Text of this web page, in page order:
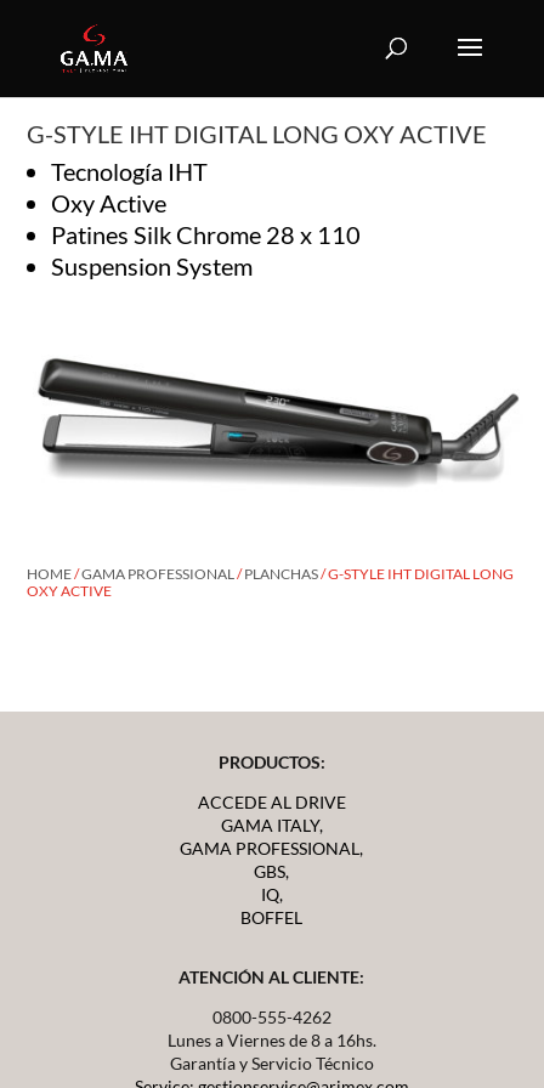
G-STYLE IHT DIGITAL LONG OXY ACTIVE
Tecnología IHT
Oxy Active
Patines Silk Chrome 28 x 110
Suspension System
HOME/GAMA PROFESSIONAL/PLANCHAS/ G-STYLE IHT DIGITAL LONG
OXY ACTIVE
PRODUCTOS:
ACCEDE AL DRIVE
GAMA ITALY,
GAMA PROFESSIONAL,
GBS,
IQ,
BOFFEL
ATENCIÓN AL CLIENTE:
0800-555-4262
Lunes a Viernes de 8 a 16hs.
Garantía y Servicio Técnico